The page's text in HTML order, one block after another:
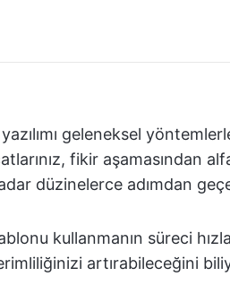
geleneksel
fikir aşamasından
düzinelerce adımdan
kullanmanın süreci
artırabileceğini